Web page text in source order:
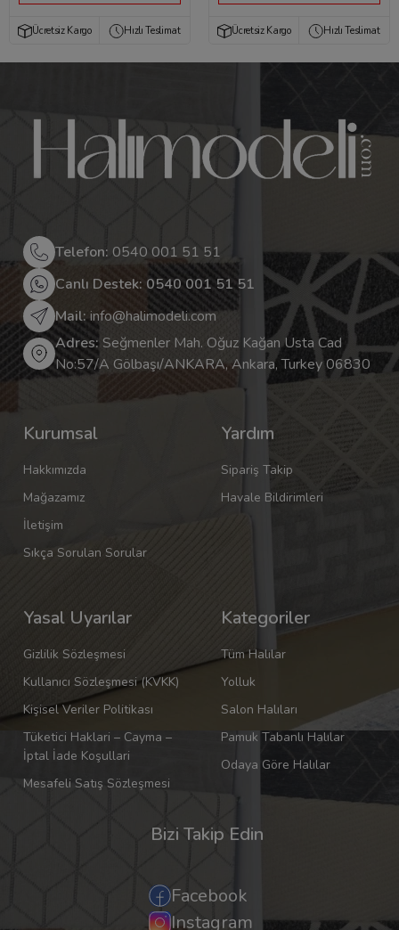
Ücretsiz Kargo Hızlı Teslimat Ücretsiz Kargo Hızlı Teslimat
Telefon: 0540 001 51 51
Canlı Destek: 0540 001 51 51
Mail:info@halimodeli.com
Adres: Seğmenler Mah. Oğuz Kağan Usta Cad
No:57/A Gölbaşı/ANKARA, Ankara, Turkey 06830
Kurumsal
Hakkımızda
Mağazamız
İletişim
Sıkça Sorulan Sorular
Yardım
Sipariş Takip
Havale Bildirimleri
Yasal Uyarılar
Gizlilik Sözleşmesi
Kullanıcı Sözleşmesi (KVKK)
Kişisel Veriler Politikası
Tüketici Haklari – Cayma –
İptal İade Koşullari
Mesafeli Satış Sözleşmesi
Kategoriler
Tüm Halılar
Yolluk
Salon Halıları
Pamuk Tabanlı Halılar
Odaya Göre Halılar
Bizi Takip Edin
Facebook
Instagram